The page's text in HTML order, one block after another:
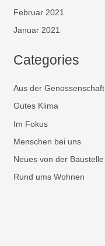
Februar 2021
Januar 2021
Categories
Aus der Genossenschaft
Gutes Klima
Im Fokus
Menschen bei uns
Neues von der Baustelle
Rund ums Wohnen